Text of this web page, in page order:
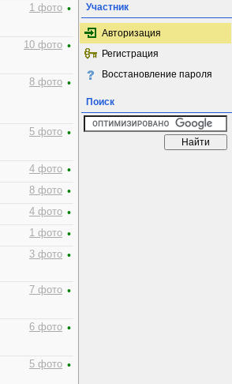
1 фото •
10 фото •
8 фото •
5 фото •
4 фото •
8 фото •
4 фото •
1 фото •
3 фото •
7 фото •
6 фото •
5 фото •
Участник
Авторизация
Регистрация
Восстановление пароля
Поиск